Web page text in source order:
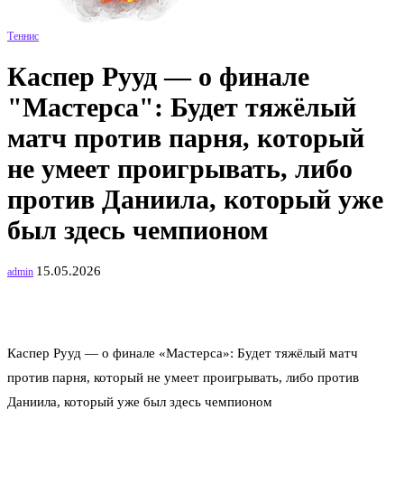
Теннис
Каспер Рууд — о финале
"Мастерса": Будет тяжёлый
матч против парня, который
не умеет проигрывать, либо
против Даниила, который уже
был здесь чемпионом
admin 15.05.2026
Каспер Рууд — о финале «Мастерса»: Будет тяжёлый матч
против парня, который не умеет проигрывать, либо против
Даниила, который уже был здесь чемпионом